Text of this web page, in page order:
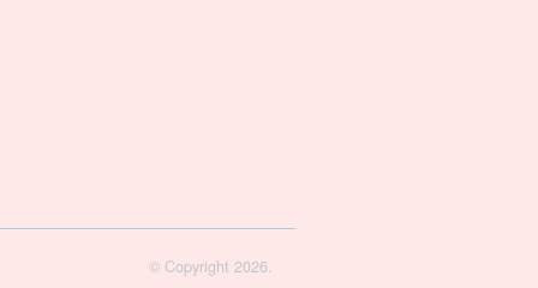
© Copyright 2026.